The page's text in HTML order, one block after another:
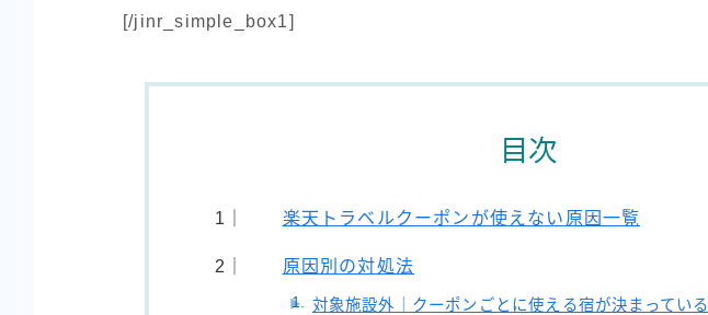
[/jinr_simple_box1]
目次
楽天トラベルクーポンが使えない原因一覧
原因別の対処法
対象施設外｜クーポンごとに使える宿が決まっている